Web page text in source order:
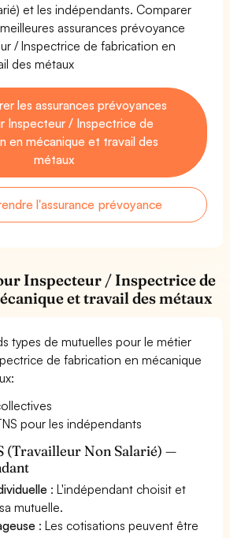
et les indépendants. Comparer
assurances prévoyance
/ Inspectrice de fabrication en
des métaux
les assurances prévoyances
Inspecteur / Inspectrice de
en mécanique et travail des
métaux
l'assurance prévoyance
Inspecteur / Inspectrice de
et travail des métaux
types de mutuelles pour le métier
de fabrication en mécanique
pour les indépendants
(Travailleur Non Salarié) —
: L'indépendant choisit et
mutuelle.
: Les cotisations peuvent être